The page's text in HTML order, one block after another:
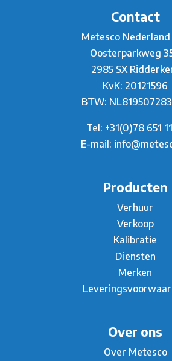
Contact
Metesco Nederland
Oosterparkweg
2985 SX
KvK: 20121596
BTW:
Tel: +31(0)78 651
E-mail:
Producten
Verhuur
Verkoop
Kalibratie
Diensten
Merken
Over ons
Over Metesco